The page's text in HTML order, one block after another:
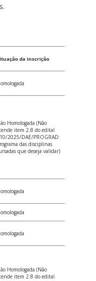
da inscrição
Homologada (Não
item 2.8 do edital
2025/DAE/PROGRAD:
das disciplinas
que deseja validar)
Homologada (Não
item 2.8 do edital